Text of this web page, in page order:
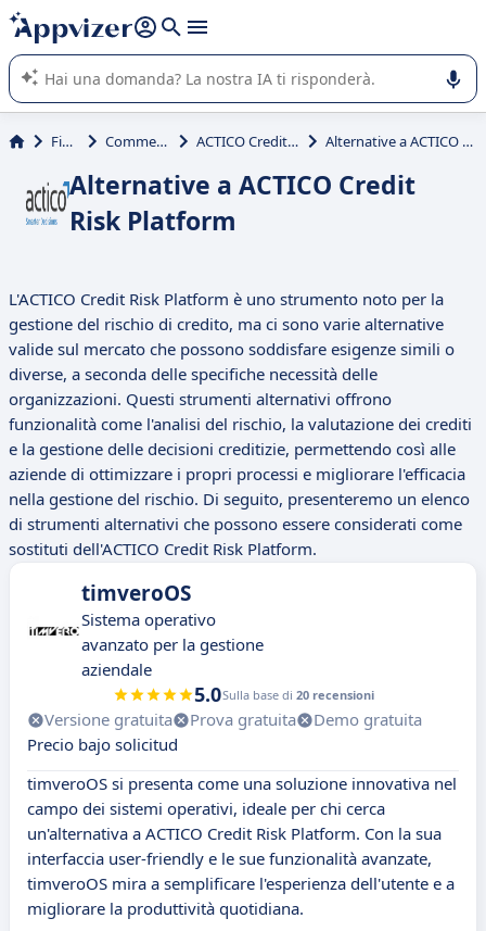
righe con
shift + enter
L'IA di Appvizer vi guida nell'utilizzo o nella scelta di un
software SaaS per la vostra azienda.
Finanza Commercial Loan ACTICO Credit Risk Platform Alternative a ACTICO Credit Risk Platform
Alternative a ACTICO Credit
Risk Platform
L'ACTICO Credit Risk Platform è uno strumento noto per la
gestione del rischio di credito, ma ci sono varie alternative
valide sul mercato che possono soddisfare esigenze simili o
diverse, a seconda delle specifiche necessità delle
organizzazioni. Questi strumenti alternativi offrono
funzionalità come l'analisi del rischio, la valutazione dei crediti
e la gestione delle decisioni creditizie, permettendo così alle
aziende di ottimizzare i propri processi e migliorare l'efficacia
nella gestione del rischio. Di seguito, presenteremo un elenco
di strumenti alternativi che possono essere considerati come
sostituti dell'ACTICO Credit Risk Platform.
timveroOS
Sistema operativo
avanzato per la gestione
aziendale
5.0Sulla base di 20 recensioni
Versione gratuita Prova gratuita
Demo gratuita
Precio bajo solicitud
timveroOS si presenta come una soluzione innovativa nel
campo dei sistemi operativi, ideale per chi cerca
un'alternativa a ACTICO Credit Risk Platform. Con la sua
interfaccia user-friendly e le sue funzionalità avanzate,
timveroOS mira a semplificare l'esperienza dell'utente e a
migliorare la produttività quotidiana.